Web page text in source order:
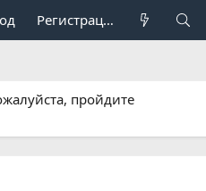
Регистрация
пройдите